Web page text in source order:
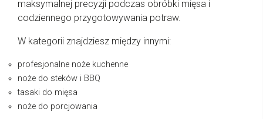
maksymalnej precyzji podczas obróbki mięsa i
codziennego przygotowywania potraw.
W kategorii znajdziesz między innymi:
profesjonalne noże kuchenne
noże do steków i BBQ
tasaki do mięsa
noże do porcjowania